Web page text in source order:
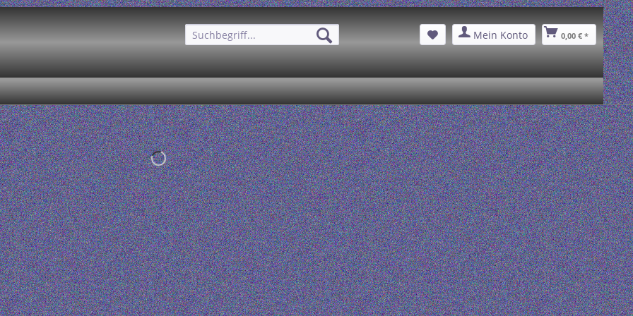
Mein Konto 0,00 € *